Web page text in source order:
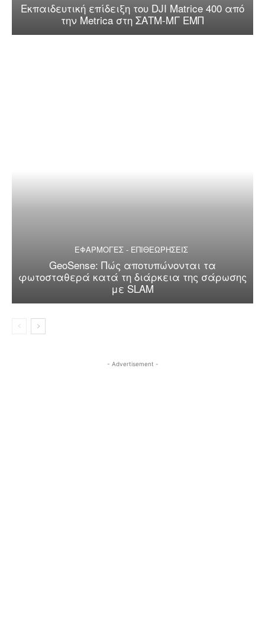
Εκπαιδευτική επίδειξη του DJI Matrice 400 από
την Metrica στη ΣΑΤΜ-ΜΓ ΕΜΠ
ΕΦΑΡΜΟΓΕΣ - ΕΠΙΘΕΩΡΗΣΕΙΣ
GeoSense: Πώς αποτυπώνονται τα
φωτοσταθερά κατά τη διάρκεια της σάρωσης
με SLAM
- Advertisement -